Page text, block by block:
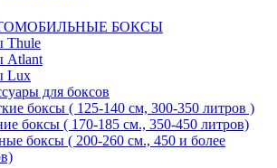
БОКСЫ
Thule
Atlant
Lux
для боксов
боксы ( 125-140 см, 300-350 литров )
боксы ( 170-185 см., 350-450 литров)
боксы ( 200-260 см., 450 и более